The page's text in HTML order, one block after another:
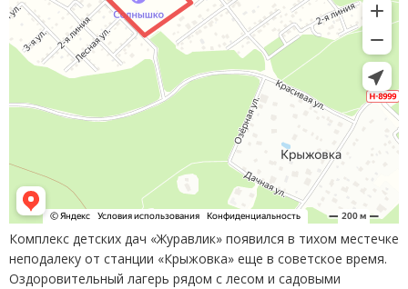
Комплекс детских дач «Журавлик» появился в тихом местечке
неподалеку от станции «Крыжовка» еще в советское время.
Оздоровительный лагерь рядом с лесом и садовыми